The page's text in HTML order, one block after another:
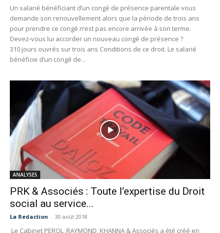
Un salarié bénéficiant d’un congé de présence parentale vous
demande son renouvellement alors que la période de trois ans
pour prendre ce congé n’est pas encore arrivée à son terme.
Devez-vous lui accorder un nouveau congé de présence ?
310 jours ouvrés sur trois ans Conditions de ce droit. Le salarié
bénéficie d’un congé de...
ANALYSES
PRK & Associés : Toute l’expertise du Droit
social au service...
La Redaction - 30 août 2018
Le Cabinet PEROL, RAYMOND, KHANNA & Associés a été créé en